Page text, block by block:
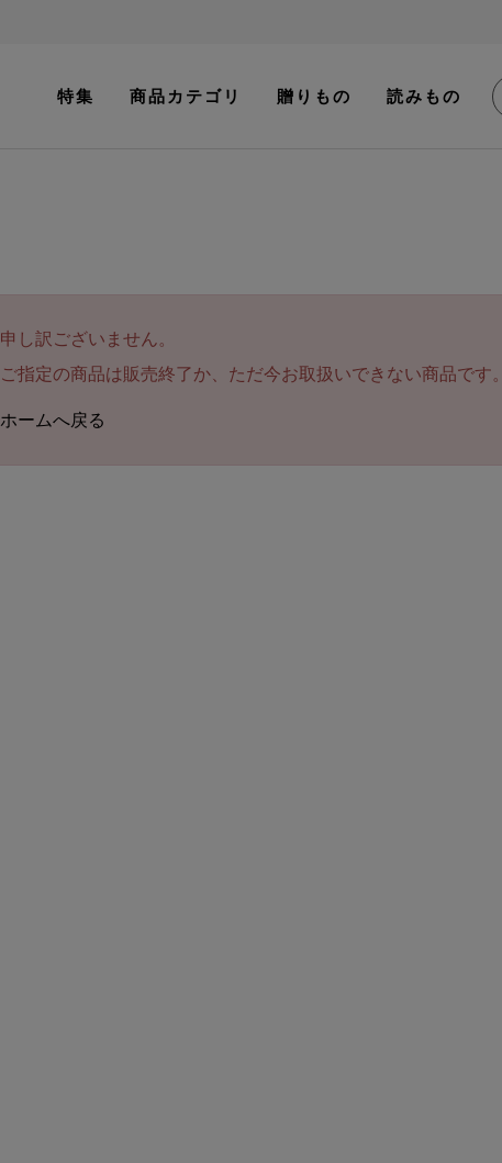
特集 商品カテゴリ 贈りもの 読みもの
申し訳ございません。
ご指定の商品は販売終了か、ただ今お取扱いできない商品です。
ホームへ戻る